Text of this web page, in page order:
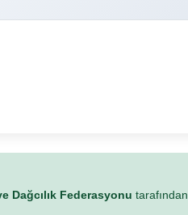
Dağcılık Federasyonu